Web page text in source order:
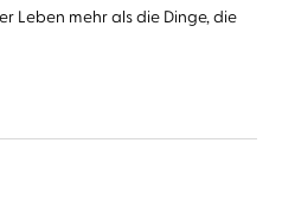
Leben mehr als die Dinge, die